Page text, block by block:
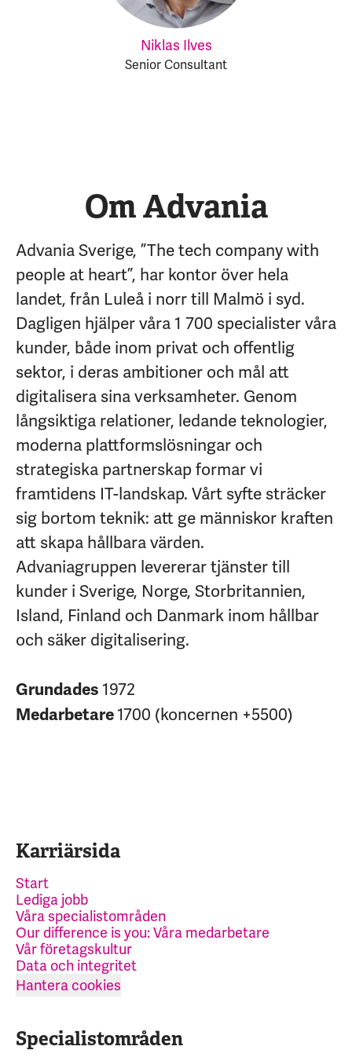
Niklas Ilves
Senior Consultant
Om Advania
Advania Sverige, ”The tech company with
people at heart”, har kontor över hela
landet, från Luleå i norr till Malmö i syd.
Dagligen hjälper våra 1 700 specialister våra
kunder, både inom privat och offentlig
sektor, i deras ambitioner och mål att
digitalisera sina verksamheter. Genom
långsiktiga relationer, ledande teknologier,
moderna plattformslösningar och
strategiska partnerskap formar vi
framtidens IT-landskap. Vårt syfte sträcker
sig bortom teknik: att ge människor kraften
att skapa hållbara värden.
Advaniagruppen levererar tjänster till
kunder i Sverige, Norge, Storbritannien,
Island, Finland och Danmark inom hållbar
och säker digitalisering.
Grundades1972
Medarbetare1700 (koncernen +5500)
Karriärsida
Start
Lediga jobb
Våra specialistområden
Our difference is you: Våra medarbetare
Vår företagskultur
Data och integritet
Hantera cookies
Specialistområden